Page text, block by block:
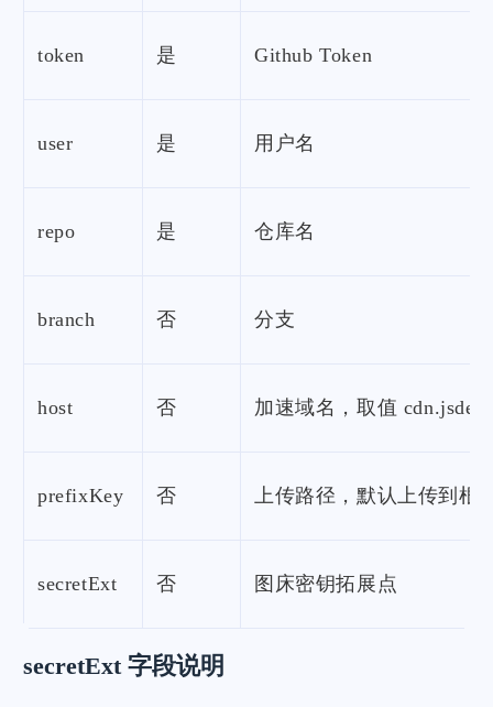
token 是 Github Token
user 是 用户名
repo 是 仓库名
branch 否 分支
host 否 加速域名，取值
prefixKey 否 上传路径，默认上传到根
secretExt 否 图床密钥拓展点
secretExt 字段说明